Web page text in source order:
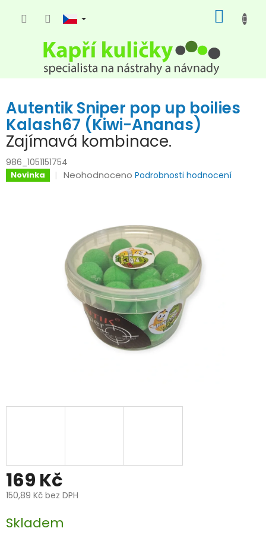
KOŠÍK
Autentik Sniper pop up boilies
Kalash67 (Kiwi-Ananas)
Zajímavá kombinace.
986_1051151754
Novinka
Průměrné
5
hvězdiček.
Neohodnoceno Podrobnosti hodnocení
169 Kč
150,89 Kč bez DPH
cena:
Skladem